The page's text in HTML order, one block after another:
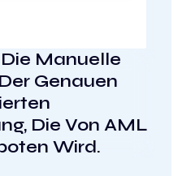
Manuelle
Genauen
Die Von AML
Wird.